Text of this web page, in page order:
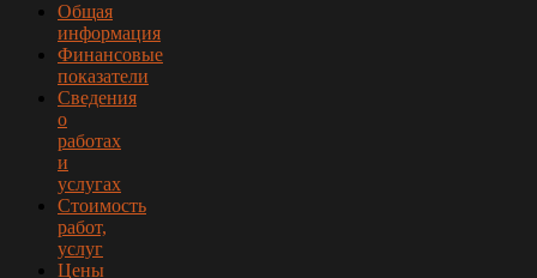
Общая
информация
Финансовые
показатели
Сведения
о
работах
и
услугах
Стоимость
работ,
услуг
Цены